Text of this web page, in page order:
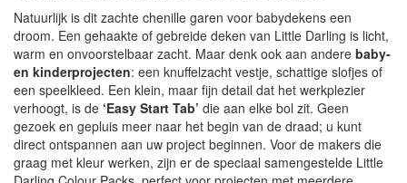
Natuurlijk is dit zachte chenille garen voor babydekens een
droom. Een gehaakte of gebreide deken van Little Darling is licht,
warm en onvoorstelbaar zacht. Maar denk ook aan andere baby-
en kinderprojecten: een knuffelzacht vestje, schattige slofjes of
een speelkleed. Een klein, maar fijn detail dat het werkplezier
verhoogt, is de ‘Easy Start Tab’ die aan elke bol zit. Geen
gezoek en gepluis meer naar het begin van de draad; u kunt
direct ontspannen aan uw project beginnen. Voor de makers die
graag met kleur werken, zijn er de speciaal samengestelde Little